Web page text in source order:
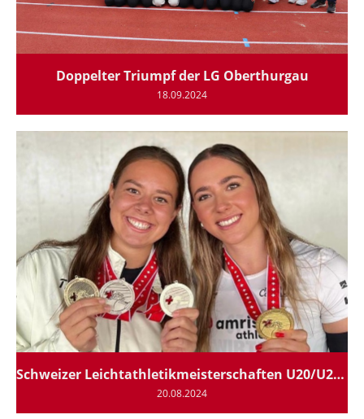
Doppelter Triumpf der LG Oberthurgau
18.09.2024
Schweizer Leichtathletikmeisterschaften U20/U23 in Langenthal
20.08.2024